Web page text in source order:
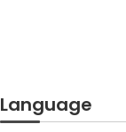
Language